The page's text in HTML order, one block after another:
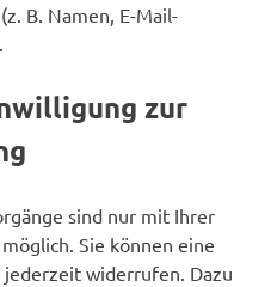
B. Namen, E-Mail-
zur
sind nur mit Ihrer
Sie können eine
widerrufen. Dazu